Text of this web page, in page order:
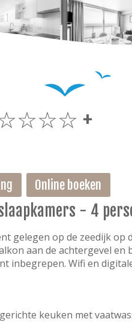
Online boeken
- 4
gelegen op de zeedijk op
aan de achtergevel
inbegrepen. Wifi en
keuken met